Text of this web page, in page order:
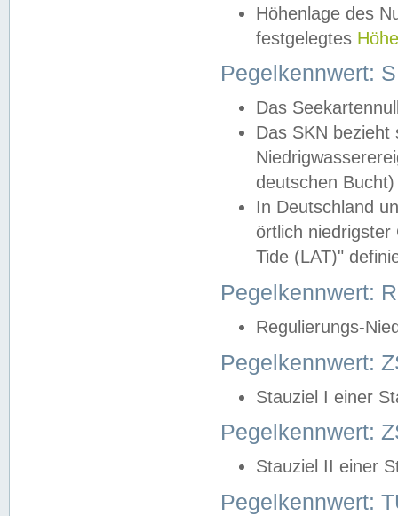
Höhenlage des
festgelegtes
Pegelkennwert:
Das
Das SKN
deutschen
In Deutschland
örtlich
Tide (LAT)"
Pegelkennwert:
Regulierungs-
Pegelkennwert:
Stauziel I einer
Pegelkennwert:
Stauziel II einer
Pegelkennwert: